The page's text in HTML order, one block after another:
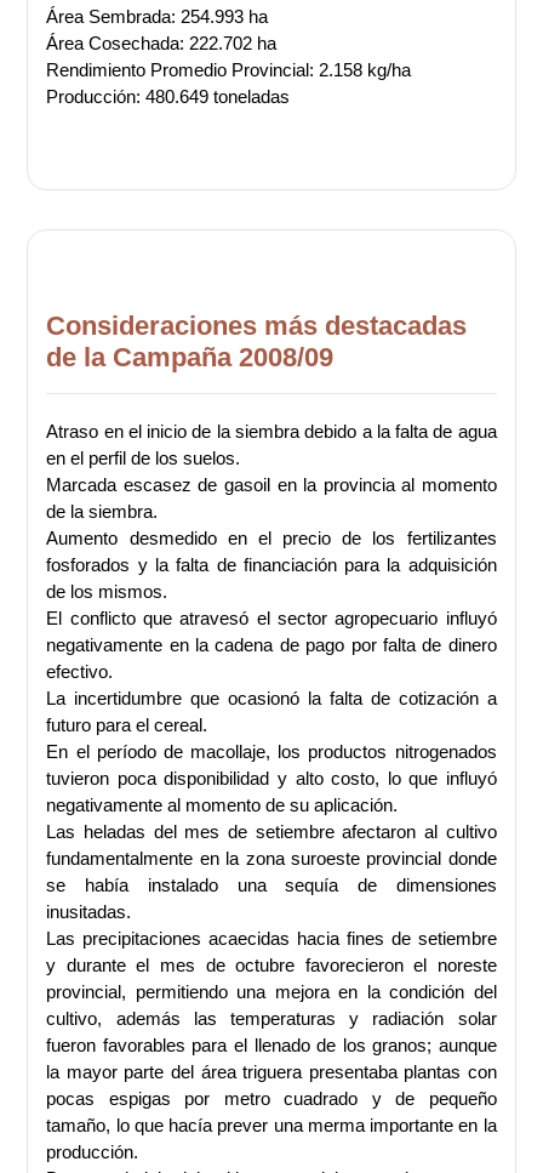
Área Sembrada: 254.993 ha
Área Cosechada: 222.702 ha
Rendimiento Promedio Provincial: 2.158 kg/ha
Producción: 480.649 toneladas
Consideraciones más destacadas
de la Campaña 2008/09
Atraso en el inicio de la siembra debido a la falta de agua
en el perfil de los suelos.
Marcada escasez de gasoil en la provincia al momento
de la siembra.
Aumento desmedido en el precio de los fertilizantes
fosforados y la falta de financiación para la adquisición
de los mismos.
El conflicto que atravesó el sector agropecuario influyó
negativamente en la cadena de pago por falta de dinero
efectivo.
La incertidumbre que ocasionó la falta de cotización a
futuro para el cereal.
En el período de macollaje, los productos nitrogenados
tuvieron poca disponibilidad y alto costo, lo que influyó
negativamente al momento de su aplicación.
Las heladas del mes de setiembre afectaron al cultivo
fundamentalmente en la zona suroeste provincial donde
se había instalado una sequía de dimensiones
inusitadas.
Las precipitaciones acaecidas hacia fines de setiembre
y durante el mes de octubre favorecieron el noreste
provincial, permitiendo una mejora en la condición del
cultivo, además las temperaturas y radiación solar
fueron favorables para el llenado de los granos; aunque
la mayor parte del área triguera presentaba plantas con
pocas espigas por metro cuadrado y de pequeño
tamaño, lo que hacía prever una merma importante en la
producción.